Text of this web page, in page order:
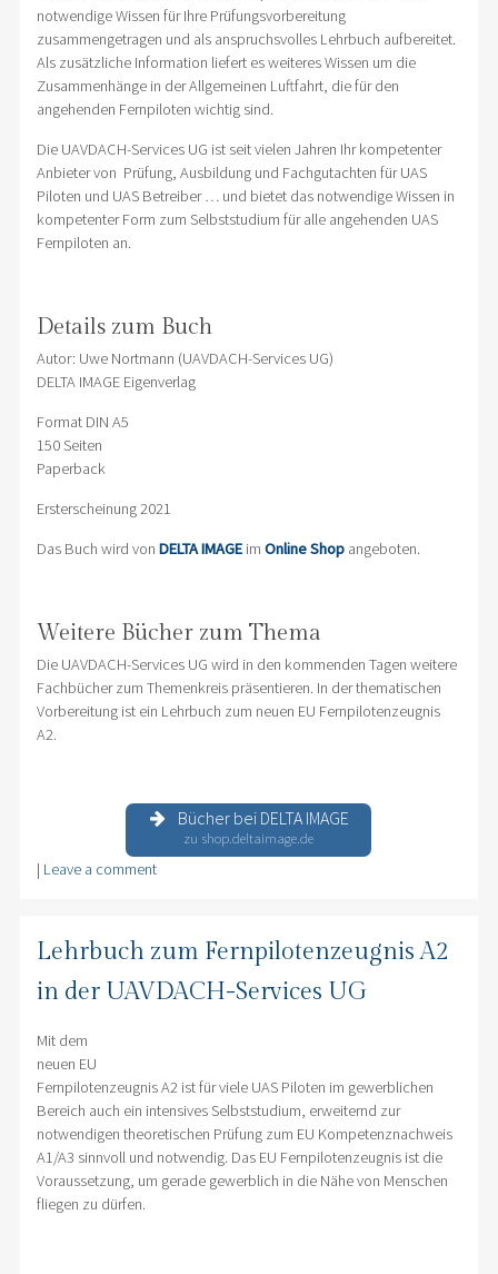
notwendige Wissen für Ihre Prüfungsvorbereitung
zusammengetragen und als anspruchsvolles Lehrbuch aufbereitet.
Als zusätzliche Information liefert es weiteres Wissen um die
Zusammenhänge in der Allgemeinen Luftfahrt, die für den
angehenden Fernpiloten wichtig sind.
Die UAVDACH-Services UG ist seit vielen Jahren Ihr kompetenter
Anbieter von Prüfung, Ausbildung und Fachgutachten für UAS
Piloten und UAS Betreiber … und bietet das notwendige Wissen in
kompetenter Form zum Selbststudium für alle angehenden UAS
Fernpiloten an.
Details zum Buch
Autor: Uwe Nortmann (UAVDACH-Services UG)
DELTA IMAGE Eigenverlag
Format DIN A5
150 Seiten
Paperback
Ersterscheinung 2021
Das Buch wird von DELTA IMAGEim Online Shopangeboten.
Weitere Bücher zum Thema
Die UAVDACH-Services UG wird in den kommenden Tagen weitere
Fachbücher zum Themenkreis präsentieren. In der thematischen
Vorbereitung ist ein Lehrbuch zum neuen EU Fernpilotenzeugnis
A2.
Bücher bei DELTA IMAGE
zu shop.deltaimage.de
| Leave a comment
Lehrbuch zum Fernpilotenzeugnis A2
in der UAVDACH-Services UG
Mit dem
neuen EU
Fernpilotenzeugnis A2 ist für viele UAS Piloten im gewerblichen
Bereich auch ein intensives Selbststudium, erweiternd zur
notwendigen theoretischen Prüfung zum EU Kompetenznachweis
A1/A3 sinnvoll und notwendig. Das EU Fernpilotenzeugnis ist die
Voraussetzung, um gerade gewerblich in die Nähe von Menschen
fliegen zu dürfen.